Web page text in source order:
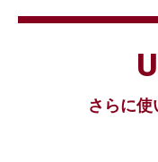
さらに使